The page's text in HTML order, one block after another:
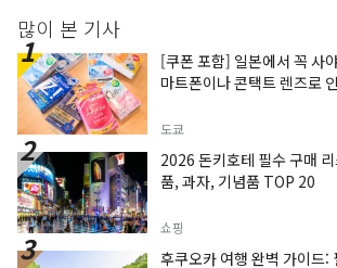
많이 본 기사
[쿠폰 포함] 일본에서 꼭 사
마트폰이나 콘택트 렌즈로
도쿄
2026 돈키호테 필수 구매
품, 과자, 기념품 TOP 20
쇼핑
후쿠오카 여행 완벽 가이드: